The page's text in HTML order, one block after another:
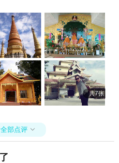
共7张
部点评 